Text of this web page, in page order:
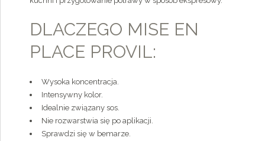
DLACZEGO MISE EN
PLACE PROVIL:
Wysoka koncentracja.
Intensywny kolor.
Idealnie związany sos.
Nie rozwarstwia się po aplikacji.
Sprawdzi się w bemarze.